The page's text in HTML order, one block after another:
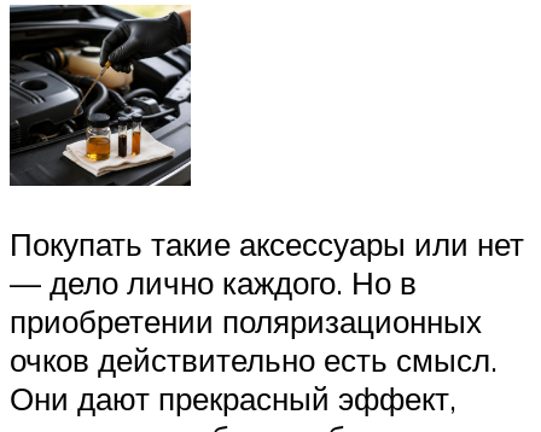
Покупать такие аксессуары или нет
— дело лично каждого. Но в
приобретении поляризационных
очков действительно есть смысл.
Они дают прекрасный эффект,